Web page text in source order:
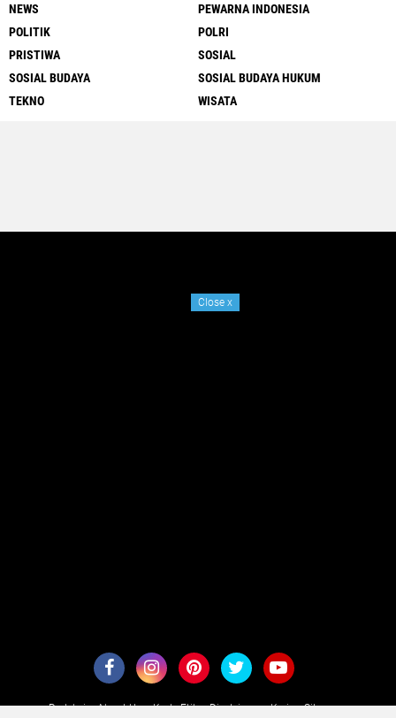
NEWS
PEWARNA INDONESIA
POLITIK
POLRI
PRISTIWA
SOSIAL
SOSIAL BUDAYA
SOSIAL BUDAYA HUKUM
TEKNO
WISATA
Redaksi About Us Kode Etik Disclaimer Karir Sitemaps
Close x